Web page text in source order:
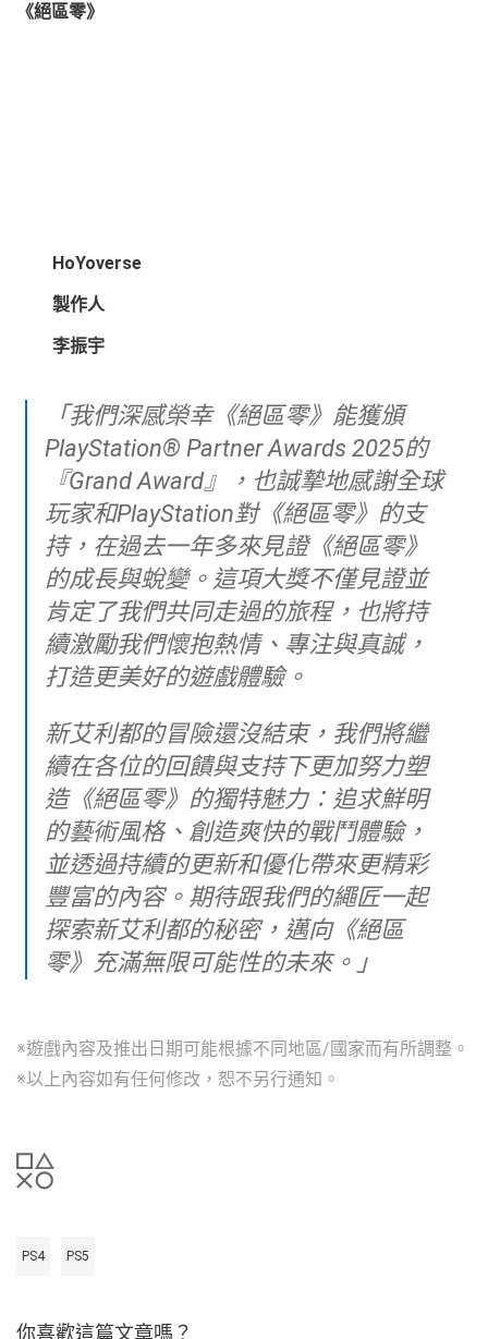
《絕區零》
HoYoverse
製作人
李振宇
「我們深感榮幸《絕區零》能獲頒
PlayStation® Partner Awards 2025的
『Grand Award』，也誠摯地感謝全球
玩家和PlayStation對《絕區零》的支
持，在過去一年多來見證《絕區零》
的成長與蛻變。這項大獎不僅見證並
肯定了我們共同走過的旅程，也將持
續激勵我們懷抱熱情、專注與真誠，
打造更美好的遊戲體驗。
新艾利都的冒險還沒結束，我們將繼
續在各位的回饋與支持下更加努力塑
造《絕區零》的獨特魅力：追求鮮明
的藝術風格、創造爽快的戰鬥體驗，
並透過持續的更新和優化帶來更精彩
豐富的內容。期待跟我們的繩匠一起
探索新艾利都的秘密，邁向《絕區
零》充滿無限可能性的未來。」
※遊戲內容及推出日期可能根據不同地區/國家而有所調整。
※以上內容如有任何修改，恕不另行通知。
PS4 PS5
你喜歡這篇文章嗎？